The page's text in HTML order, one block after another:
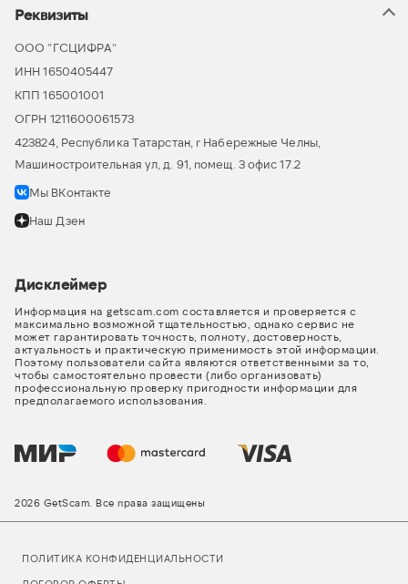
Реквизиты
ООО “ГСЦИФРА”
ИНН 1650405447
КПП 165001001
ОГРН 1211600061573
423824, Республика Татарстан, г Набережные Челны,
Машиностроительная ул, д. 91, помещ. 3 офис 17.2
Мы ВКонтакте
Наш Дзен
Дисклеймер
Информация на getscam.com составляется и проверяется с
максимально возможной тщательностью, однако сервис не
может гарантировать точность, полноту, достоверность,
актуальность и практическую применимость этой информации.
Поэтому пользователи сайта являются ответственными за то,
чтобы самостоятельно провести (либо организовать)
профессиональную проверку пригодности информации для
предполагаемого использования.
2026 GetScam. Все права защищены
ПОЛИТИКА КОНФИДЕНЦИАЛЬНОСТИ